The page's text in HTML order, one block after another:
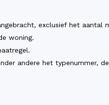
exclusief het aantal
woning.
andere het typenummer,